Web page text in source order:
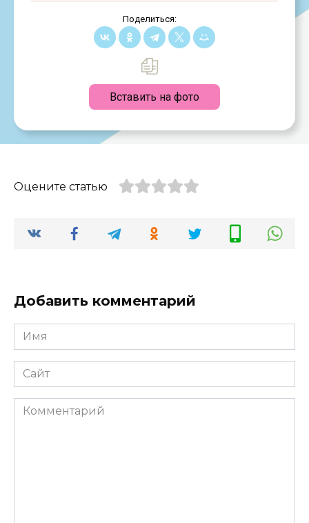
Поделиться:
Вставить на фото
Оцените статью
Добавить комментарий
Имя
*
Сайт
Комментарий